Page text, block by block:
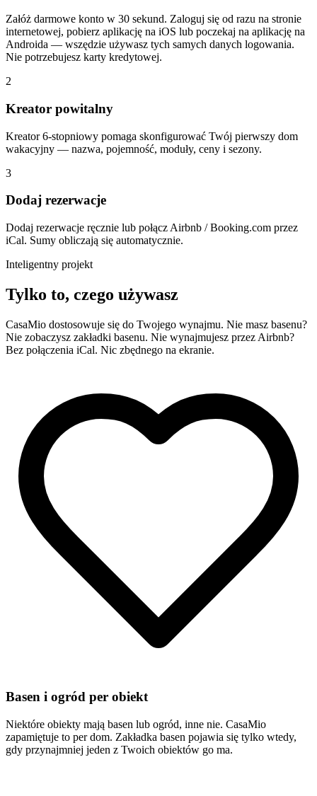
Załóż darmowe konto w 30 sekund. Zaloguj się od razu na stronie
internetowej, pobierz aplikację na iOS lub poczekaj na aplikację na
Androida — wszędzie używasz tych samych danych logowania.
Nie potrzebujesz karty kredytowej.
2
Kreator powitalny
Kreator 6-stopniowy pomaga skonfigurować Twój pierwszy dom
wakacyjny — nazwa, pojemność, moduły, ceny i sezony.
3
Dodaj rezerwacje
Dodaj rezerwacje ręcznie lub połącz Airbnb / Booking.com przez
iCal. Sumy obliczają się automatycznie.
Inteligentny projekt
Tylko to, czego używasz
CasaMio dostosowuje się do Twojego wynajmu. Nie masz basenu?
Nie zobaczysz zakładki basenu. Nie wynajmujesz przez Airbnb?
Bez połączenia iCal. Nic zbędnego na ekranie.
Basen i ogród per obiekt
Niektóre obiekty mają basen lub ogród, inne nie. CasaMio
zapamiętuje to per dom. Zakładka basen pojawia się tylko wtedy,
gdy przynajmniej jeden z Twoich obiektów go ma.